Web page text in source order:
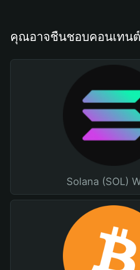
คุณอาจชื่นชอบคอนเทน
Solana (SOL)